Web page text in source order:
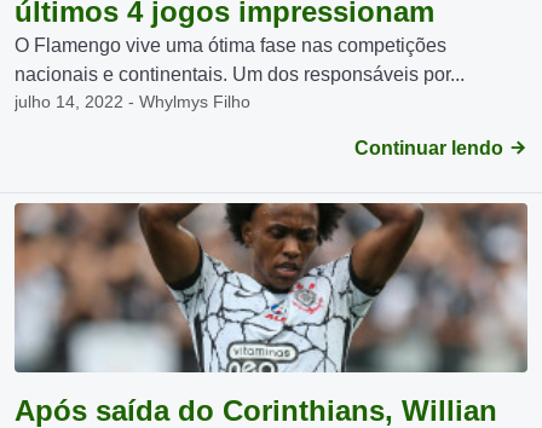
últimos 4 jogos impressionam
O Flamengo vive uma ótima fase nas competições
nacionais e continentais. Um dos responsáveis por...
julho 14, 2022 - Whylmys Filho
Continuar lendo
Após saída do Corinthians, Willian